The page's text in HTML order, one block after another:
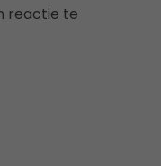
reactie te